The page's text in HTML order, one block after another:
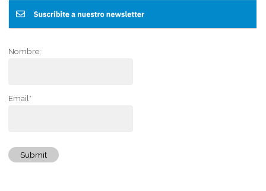
Nombre:
Email*
Submit